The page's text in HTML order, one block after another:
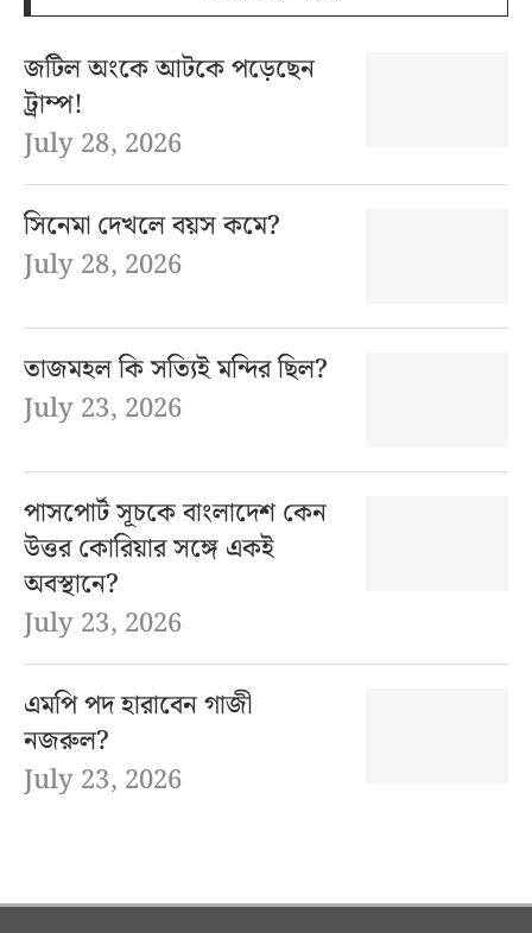
জটিল অংকে আটকে পড়েছেন
ট্রাম্প!
July 28, 2026
সিনেমা দেখলে বয়স কমে?
July 28, 2026
তাজমহল কি সত্যিই মন্দির ছিল?
July 23, 2026
পাসপোর্ট সূচকে বাংলাদেশ কেন
উত্তর কোরিয়ার সঙ্গে একই
অবস্থানে?
July 23, 2026
এমপি পদ হারাবেন গাজী
নজরুল?
July 23, 2026